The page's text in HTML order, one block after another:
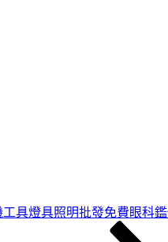
具燈具照明批發免費眼科